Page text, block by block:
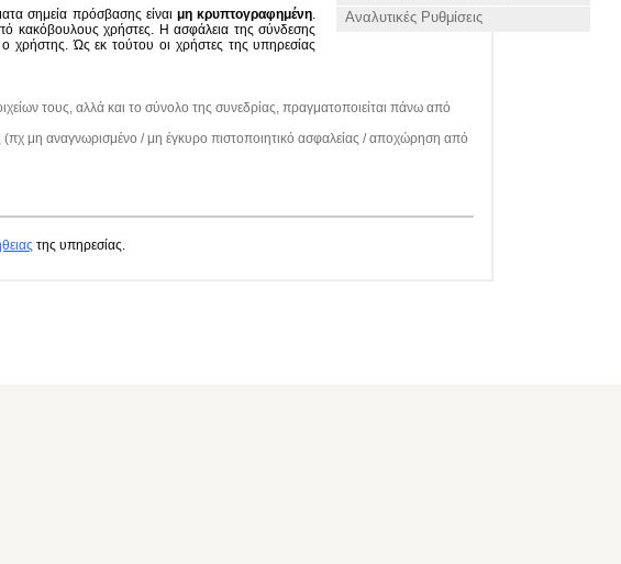
Αναλυτικές Ρυθμίσεις
σημεία πρόσβασης είναιμη κρυπτογραφημένη.
κακόβουλους χρήστες. Η ασφάλεια της σύνδεσης
χρήστης. Ώς εκ τούτου οι χρήστες της υπηρεσίας
τους, αλλά και το σύνολο της συνεδρίας, πραγματοποιείται πάνω από
μη αναγνωρισμένο / μη έγκυρο πιστοποιητικό ασφαλείας / αποχώρηση από
της υπηρεσίας.